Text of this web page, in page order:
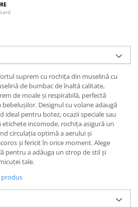
suprem cu rochița din muselină cu
de bumbac de înaltă calitate,
de moale și respirabilă, perfectă
Designul cu volane adaugă
ideal pentru botez, ocazii speciale sau
etichete incomode, rochița asigură un
circulația optimă a aerului și
și fericit în orice moment. Alege
pentru a adăuga un strop de stil și
tale.